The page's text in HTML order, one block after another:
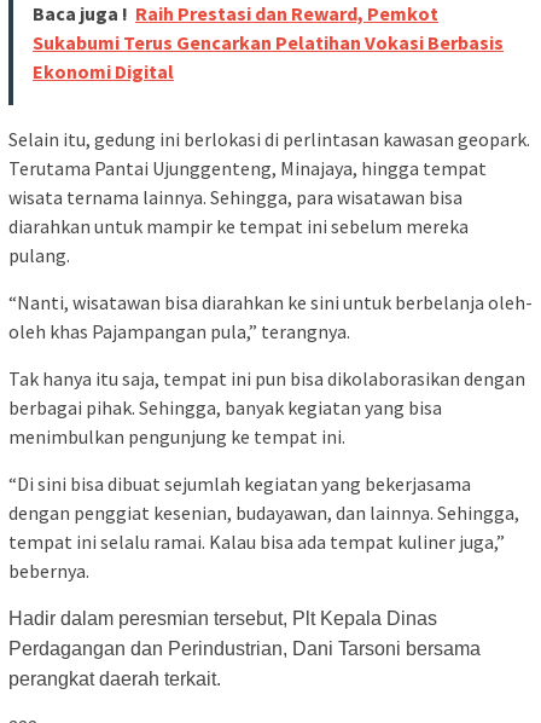
Baca juga ! Raih Prestasi dan Reward, Pemkot
Sukabumi Terus Gencarkan Pelatihan Vokasi Berbasis
Ekonomi Digital
Selain itu, gedung ini berlokasi di perlintasan kawasan geopark.
Terutama Pantai Ujunggenteng, Minajaya, hingga tempat
wisata ternama lainnya. Sehingga, para wisatawan bisa
diarahkan untuk mampir ke tempat ini sebelum mereka
pulang.
“Nanti, wisatawan bisa diarahkan ke sini untuk berbelanja oleh-
oleh khas Pajampangan pula,” terangnya.
Tak hanya itu saja, tempat ini pun bisa dikolaborasikan dengan
berbagai pihak. Sehingga, banyak kegiatan yang bisa
menimbulkan pengunjung ke tempat ini.
“Di sini bisa dibuat sejumlah kegiatan yang bekerjasama
dengan penggiat kesenian, budayawan, dan lainnya. Sehingga,
tempat ini selalu ramai. Kalau bisa ada tempat kuliner juga,”
bebernya.
Hadir dalam peresmian tersebut, Plt Kepala Dinas
Perdagangan dan Perindustrian, Dani Tarsoni bersama
perangkat daerah terkait.